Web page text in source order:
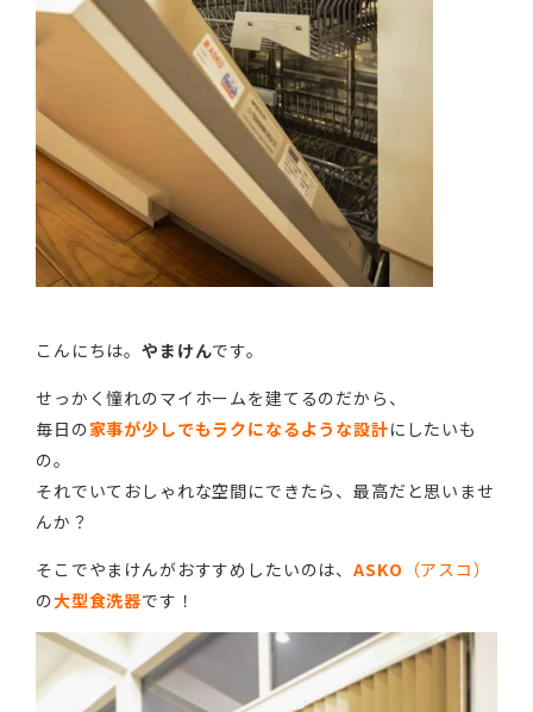
こんにちは。やまけんです。
せっかく憧れのマイホームを建てるのだから、
毎日の家事が少しでもラクになるような設計にしたいも
の。
それでいておしゃれな空間にできたら、最高だと思いませ
んか？
そこでやまけんがおすすめしたいのは、ASKO （アスコ）
の大型食洗器です！